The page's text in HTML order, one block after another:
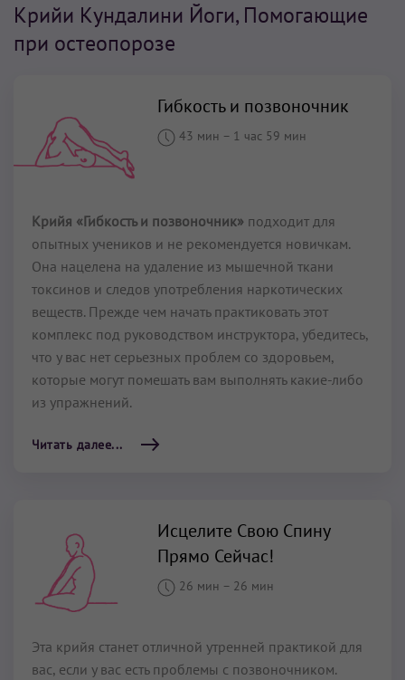
Крийи Кундалини Йоги, Помогающие
при остеопорозе
Гибкость и позвоночник
43 мин – 1 час 59 мин
Крийя «Гибкость и позвоночник» подходит для
опытных учеников и не рекомендуется новичкам.
Она нацелена на удаление из мышечной ткани
токсинов и следов употребления наркотических
веществ. Прежде чем начать практиковать этот
комплекс под руководством инструктора, убедитесь,
что у вас нет серьезных проблем со здоровьем,
которые могут помешать вам выполнять какие-либо
из упражнений.
Читать далее...
Исцелите Свою Спину
Прямо Сейчас!
26 мин – 26 мин
Эта крийя станет отличной утренней практикой для
вас, если у вас есть проблемы с позвоночником.